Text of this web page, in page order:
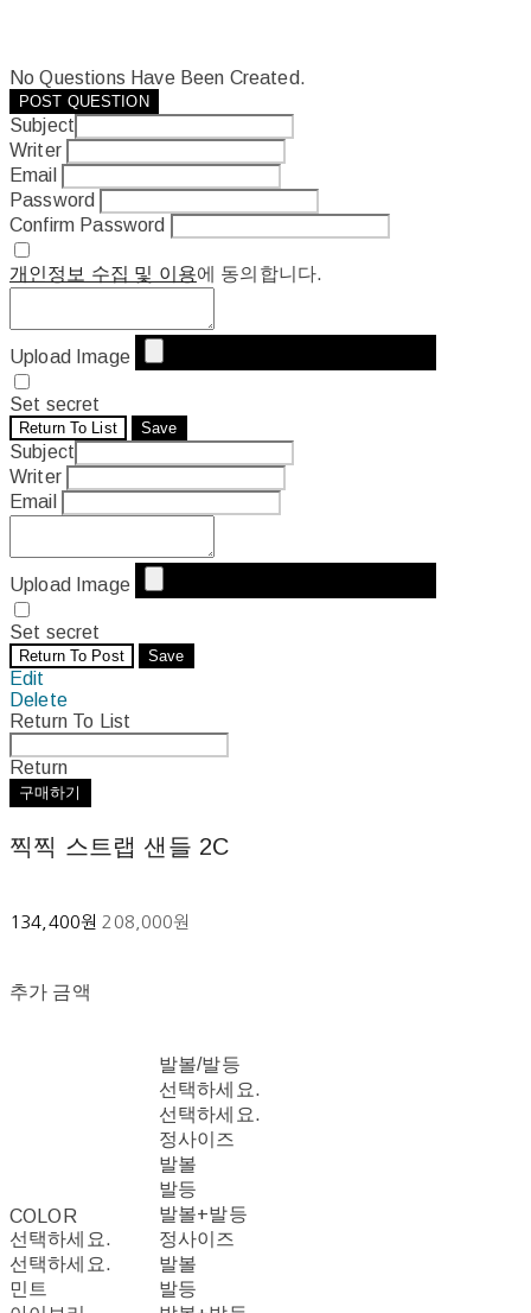
No Questions Have Been Created.
POST QUESTION
Subject
Writer
Email
Password
Confirm Password
개인정보 수집 및 이용에 동의합니다.
Upload Image
Set secret
Return To List Save
Subject
Writer
Email
Upload Image
Set secret
Return To Post Save
Edit
Delete
Return To List
Return
구매하기
찍찍 스트랩 샌들 2C
134,400원 208,000원
추가 금액
COLOR
선택하세요.
선택하세요.
민트
발볼/발등
선택하세요.
선택하세요.
정사이즈
발볼
발등
발볼+발등
정사이즈
발볼
발등